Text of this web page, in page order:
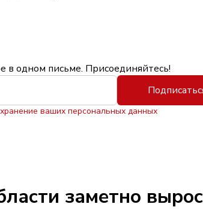
в одном письме. Присоединяйтесь!
ваших персональных данных
заметно